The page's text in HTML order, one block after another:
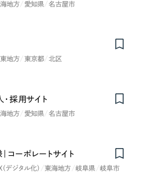
地方 愛知県 名古屋市
地方 東京都 北区
・採用サイト
地方 愛知県 名古屋市
コーポレートサイト
（デジタル化） 東海地方 岐阜県 岐阜市